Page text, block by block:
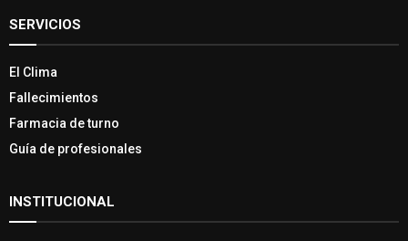
SERVICIOS
El Clima
Fallecimientos
Farmacia de turno
Guía de profesionales
INSTITUCIONAL